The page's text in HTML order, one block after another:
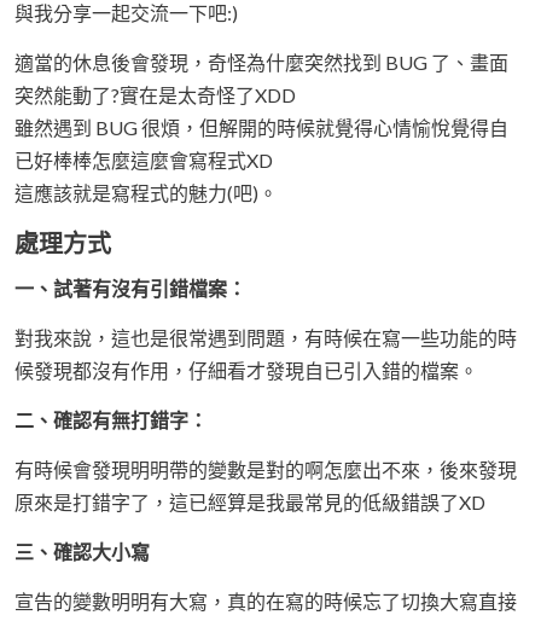
與我分享一起交流一下吧:)
適當的休息後會發現，奇怪為什麼突然找到 BUG 了、畫面
突然能動了?實在是太奇怪了XDD
雖然遇到 BUG 很煩，但解開的時候就覺得心情愉悅覺得自
已好棒棒怎麼這麼會寫程式XD
這應該就是寫程式的魅力(吧)。
處理方式
一、試著有沒有引錯檔案：
對我來說，這也是很常遇到問題，有時候在寫一些功能的時
候發現都沒有作用，仔細看才發現自已引入錯的檔案。
二、確認有無打錯字：
有時候會發現明明帶的變數是對的啊怎麼出不來，後來發現
原來是打錯字了，這已經算是我最常見的低級錯誤了XD
三、確認大小寫
宣告的變數明明有大寫，真的在寫的時候忘了切換大寫直接